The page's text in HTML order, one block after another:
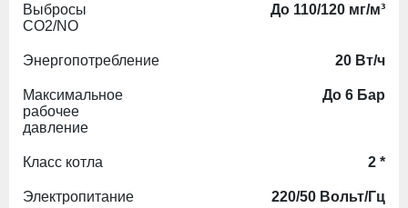
Выбросы
СО2/NO
До 110/120 мг/м³
Энергопотребление 20 Вт/ч
Максимальное
рабочее
давление
До 6 Бар
Класс котла 2 *
Электропитание 220/50 Вольт/Гц